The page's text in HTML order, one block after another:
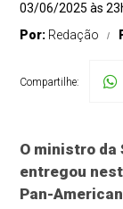
03/06/2025 às
Por: Redação
Compartilhe:
O ministro da
entregou
Pan-